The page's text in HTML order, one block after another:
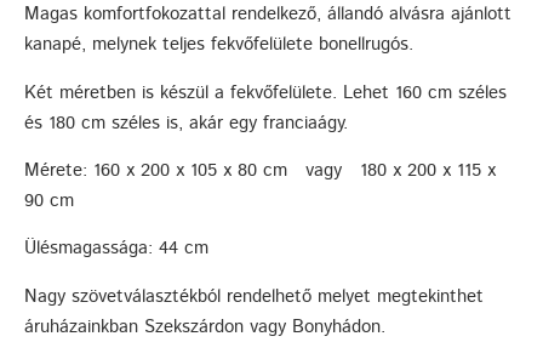
Magas komfortfokozattal rendelkező, állandó alvásra ajánlott
kanapé, melynek teljes fekvőfelülete bonellrugós.
Két méretben is készül a fekvőfelülete. Lehet 160 cm széles
és 180 cm széles is, akár egy franciaágy.
Mérete: 160 x 200 x 105 x 80 cm vagy 180 x 200 x 115 x
90 cm
Ülésmagassága: 44 cm
Nagy szövetválasztékból rendelhető melyet megtekinthet
áruházainkban Szekszárdon vagy Bonyhádon.